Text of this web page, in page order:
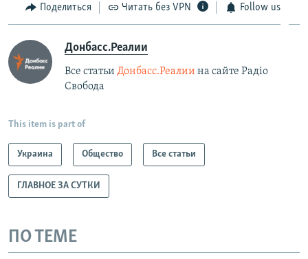
Поделиться Читать без VPN Follow us
Донбасс.Реалии
Все статьи Донбасс.Реалии на сайте Радіо
Свобода
This item is part of
Украина Общество Все статьи
ГЛАВНОЕ ЗА СУТКИ
ПО ТЕМЕ